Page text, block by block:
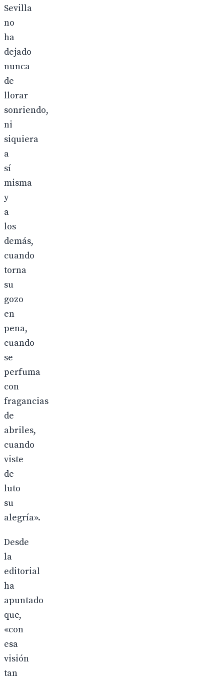
Sevilla
no
ha
dejado
nunca
de
llorar
sonriendo,
ni
siquiera
a
sí
misma
y
a
los
demás,
cuando
torna
su
gozo
en
pena,
cuando
se
perfuma
con
fragancias
de
abriles,
cuando
viste
de
luto
su
alegría».
Desde
la
editorial
ha
apuntado
que,
«con
esa
visión
tan